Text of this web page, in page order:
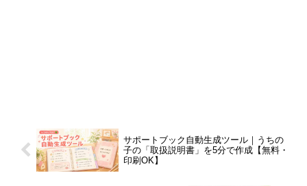
サポートブック自動生成ツール｜うちの
子の「取扱説明書」を5分で作成【無料・
印刷OK】